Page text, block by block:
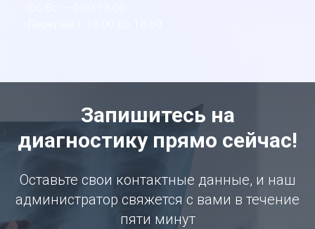
Запишитесь на
диагностику прямо сейчас!
Оставьте свои контактные данные, и наш
администратор свяжется с вами в течение
пяти минут